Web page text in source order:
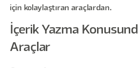
için kolaylaştıran araçlardan.
İçerik Yazma
Araçlar